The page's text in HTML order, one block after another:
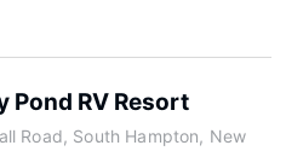
Pond RV Resort
Road, South Hampton, New